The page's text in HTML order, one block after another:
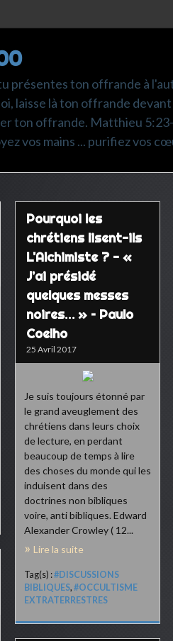
présentes ton offrande à
laisse là ton offrande
ton offrande. Matthieu 5:23-
vos mains ... purifiez vos
Pourquoi les
chrétiens lisent-ils
L'Alchimiste ? - «
J’ai présidé
quelques messes
noires… » – Paulo
Coelho
25 Avril 2017
Je suis toujours étonné par
le grand aveuglement des
chrétiens dans leurs choix
de lecture, en perdant
beaucoup de temps à lire
des choses du monde qui les
induisent dans des
doctrines non bibliques
voire, anti bibliques. Edward
Alexander Crowley ( 12...
Lire la suite
Tag(s) :#DISCUSSIONS
BIBLIQUES, #OCCULTISME
EXTRATERRESTRES